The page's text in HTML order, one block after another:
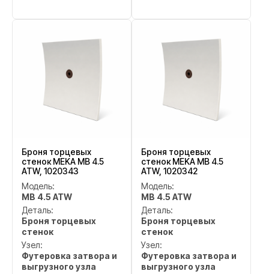
Броня торцевых
стенок MEKA MB 4.5
ATW, 1020343
Модель:
MB 4.5 ATW
Деталь:
Броня торцевых
стенок
Узел:
Футеровка затвора и
выгрузного узла
Броня торцевых
стенок MEKA MB 4.5
ATW, 1020342
Модель:
MB 4.5 ATW
Деталь:
Броня торцевых
стенок
Узел:
Футеровка затвора и
выгрузного узла